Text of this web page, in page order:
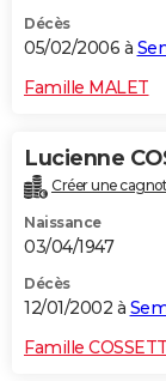
Décès
05/02/2006 à
Famille MALET
Lucienne
Créer une
Naissance
03/04/1947
Décès
12/01/2002 à
Famille